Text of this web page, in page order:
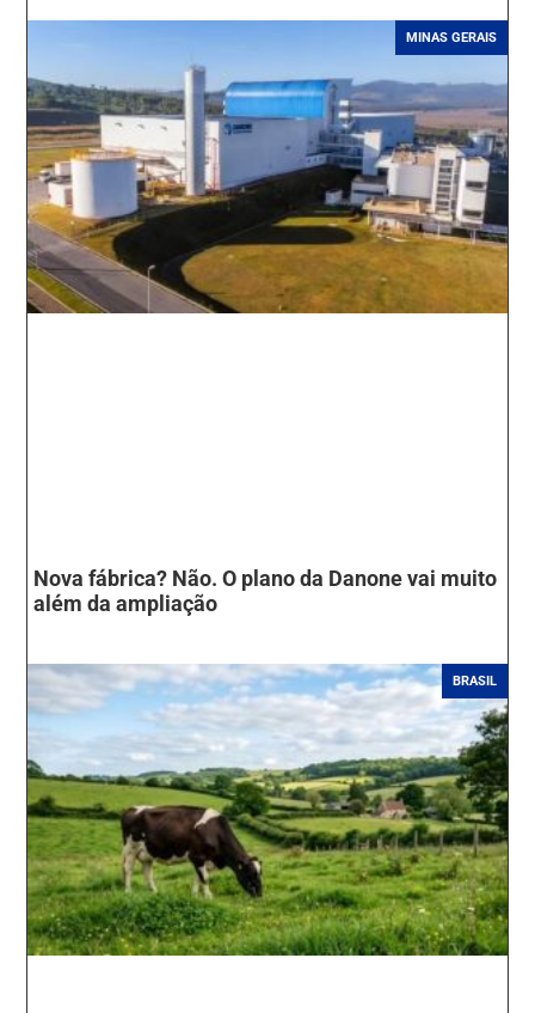
MINAS GERAIS
Nova fábrica? Não. O plano da Danone vai muito
além da ampliação
BRASIL